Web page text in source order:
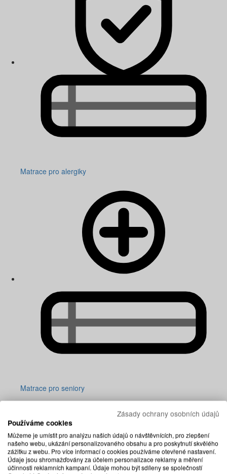
Matrace pro alergiky
Matrace pro seniory
Zásady ochrany osobních údajů
Používáme cookies
Můžeme je umístit pro analýzu našich údajů o návštěvnících, pro zlepšení
našeho webu, ukázání personalizovaného obsahu a pro poskytnutí skvělého
zážitku z webu. Pro více informací o cookies používáme otevřené nastavení.
Údaje jsou shromažďovány za účelem personalizace reklamy a měření
účinnosti reklamních kampaní. Údaje mohou být sdíleny se společností